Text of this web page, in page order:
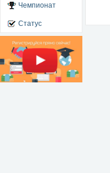
Чемпионат
Статус